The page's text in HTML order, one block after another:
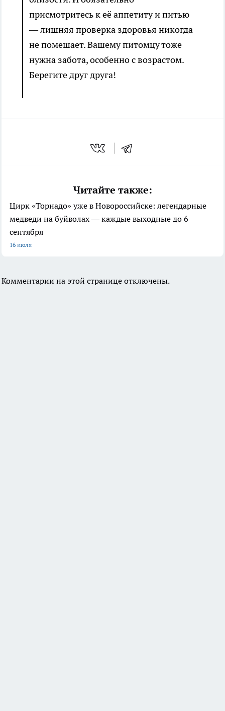
присмотритесь к её аппетиту и питью
— лишняя проверка здоровья никогда
не помешает. Вашему питомцу тоже
нужна забота, особенно с возрастом.
Берегите друг друга!
Читайте также:
Цирк «Торнадо» уже в Новороссийске: легендарные
медведи на буйволах — каждые выходные до 6
сентября
16 июля
Комментарии на этой странице отключены.